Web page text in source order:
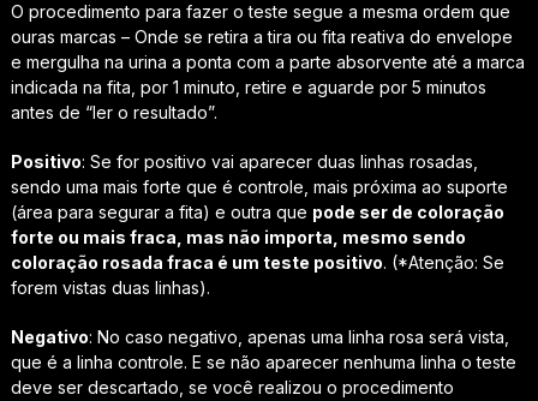
O procedimento para fazer o teste segue a mesma ordem que
ouras marcas – Onde se retira a tira ou fita reativa do envelope
e mergulha na urina a ponta com a parte absorvente até a marca
indicada na fita, por 1 minuto, retire e aguarde por 5 minutos
antes de “ler o resultado”.
Positivo: Se for positivo vai aparecer duas linhas rosadas,
sendo uma mais forte que é controle, mais próxima ao suporte
(área para segurar a fita) e outra que pode ser de coloração
forte ou mais fraca, mas não importa, mesmo sendo
coloração rosada fraca é um teste positivo. (*Atenção: Se
forem vistas duas linhas).
Negativo: No caso negativo, apenas uma linha rosa será vista,
que é a linha controle. E se não aparecer nenhuma linha o teste
deve ser descartado, se você realizou o procedimento